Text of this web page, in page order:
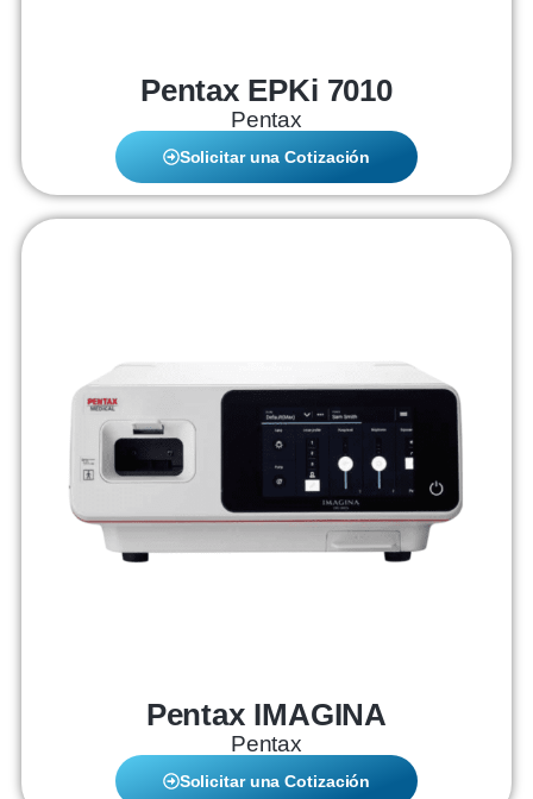
Pentax EPKi 7010
Pentax
Solicitar una Cotización
Pentax IMAGINA
Pentax
Solicitar una Cotización